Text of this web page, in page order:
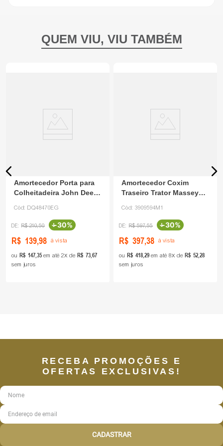
Amortecedor Porta para
Colheitadeira John Deere
Cód: DQ48470EG
R$ 210,50 -30%
R$ 139,98 à vista
ou R$ 14735 em até 2 de R$ 7367
sem juros
Amortecedor Coxim
Traseiro Trator Massey
Cód: 3909594M1
R$ 597,55 -30%
R$ 397,38 à vista
ou R$ 41829 em até 8 de R$ 5228
sem juros
RECEBA PROMOÇÕES E
OFERTAS EXCLUSIVAS!
CADASTRAR